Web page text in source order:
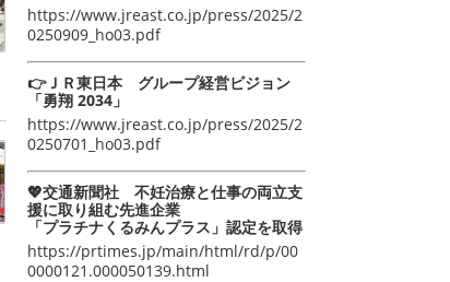
https://www.jreast.co.jp/press/2025/2
0250909_ho03.pdf
👉ＪＲ東日本 グループ経営ビジョン
「勇翔 2034」
https://www.jreast.co.jp/press/2025/2
0250701_ho03.pdf
💖交通新聞社 不妊治療と仕事の両立支
援に取り組む先進企業
「プラチナくるみんプラス」認定を取得
https://prtimes.jp/main/html/rd/p/00
0000121.000050139.html